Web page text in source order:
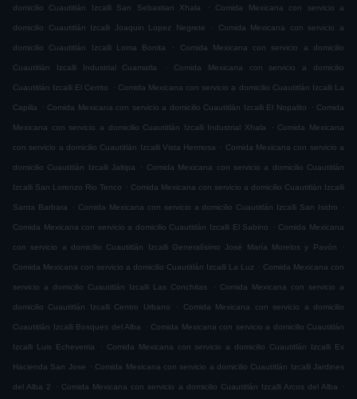
domicilio Cuautitlán Izcalli San Sebastian Xhala . Comida Mexicana con servicio a
domicilio Cuautitlán Izcalli Joaquin Lopez Negrete . Comida Mexicana con servicio a
domicilio Cuautitlán Izcalli Loma Bonita . Comida Mexicana con servicio a domicilio
Cuautitlán Izcalli Industrial Cuamatla . Comida Mexicana con servicio a domicilio
Cuautitlán Izcalli El Cerrito . Comida Mexicana con servicio a domicilio Cuautitlán Izcalli La
Capilla . Comida Mexicana con servicio a domicilio Cuautitlán Izcalli El Nopalito . Comida
Mexicana con servicio a domicilio Cuautitlán Izcalli Industrial Xhala . Comida Mexicana
con servicio a domicilio Cuautitlán Izcalli Vista Hermosa . Comida Mexicana con servicio a
domicilio Cuautitlán Izcalli Jaltipa . Comida Mexicana con servicio a domicilio Cuautitlán
Izcalli San Lorenzo Rio Tenco . Comida Mexicana con servicio a domicilio Cuautitlán Izcalli
Santa Barbara . Comida Mexicana con servicio a domicilio Cuautitlán Izcalli San Isidro .
Comida Mexicana con servicio a domicilio Cuautitlán Izcalli El Sabino . Comida Mexicana
con servicio a domicilio Cuautitlán Izcalli Generalísimo José María Morelos y Pavón .
Comida Mexicana con servicio a domicilio Cuautitlán Izcalli La Luz . Comida Mexicana con
servicio a domicilio Cuautitlán Izcalli Las Conchitas . Comida Mexicana con servicio a
domicilio Cuautitlán Izcalli Centro Urbano . Comida Mexicana con servicio a domicilio
Cuautitlán Izcalli Bosques del Alba . Comida Mexicana con servicio a domicilio Cuautitlán
Izcalli Luis Echeverria . Comida Mexicana con servicio a domicilio Cuautitlán Izcalli Ex
Hacienda San Jose . Comida Mexicana con servicio a domicilio Cuautitlán Izcalli Jardines
del Alba 2 . Comida Mexicana con servicio a domicilio Cuautitlán Izcalli Arcos del Alba .